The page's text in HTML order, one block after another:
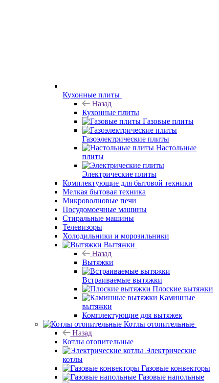
Кухонные плиты
Назад
Кухонные плиты
Газовые плиты
Газоэлектрические плиты
Настольные
плиты
Электрические плиты
Комплектующие для бытовой техники
Мелкая бытовая техника
Микроволновые печи
Посудомоечные машины
Стиральные машины
Телевизоры
Холодильники и морозильники
Вытяжки
Назад
Вытяжки
Встраиваемые вытяжки
Плоские вытяжки
Каминные
вытяжки
Комплектующие для вытяжек
Котлы отопительные
Назад
Котлы отопительные
Электрические
котлы
Газовые конвекторы
Газовые напольные